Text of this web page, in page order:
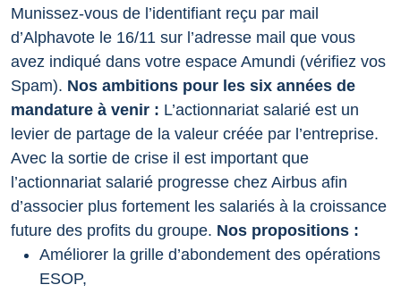
Munissez-vous de l’identifiant reçu par mail
d’Alphavote le 16/11 sur l’adresse mail que vous
avez indiqué dans votre espace Amundi (vérifiez vos
Spam). Nos ambitions pour les six années de
mandature à venir : L’actionnariat salarié est un
levier de partage de la valeur créée par l’entreprise.
Avec la sortie de crise il est important que
l’actionnariat salarié progresse chez Airbus afin
d’associer plus fortement les salariés à la croissance
future des profits du groupe. Nos propositions :
Améliorer la grille d’abondement des opérations
ESOP,